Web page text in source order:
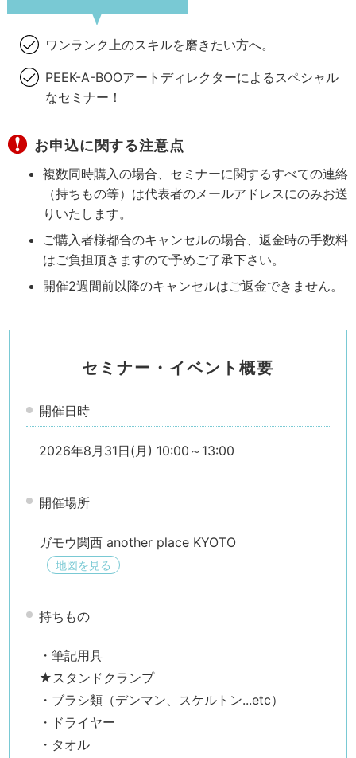
ワンランク上のスキルを磨きたい方へ。
PEEK-A-BOOアートディレクターによるスペシャル
なセミナー！
お申込に関する注意点
複数同時購入の場合、セミナーに関するすべての連絡
（持ちもの等）は代表者のメールアドレスにのみお送
りいたします。
ご購入者様都合のキャンセルの場合、返金時の手数料
はご負担頂きますので予めご了承下さい。
開催2週間前以降のキャンセルはご返金できません。
セミナー・イベント概要
開催日時
2026年8月31日(月) 10:00～13:00
開催場所
ガモウ関西 another place KYOTO
地図を見る
持ちもの
・筆記用具
★スタンドクランプ
・ブラシ類（デンマン、スケルトン...etc）
・ドライヤー
・タオル